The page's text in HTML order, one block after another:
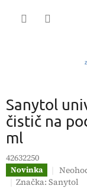
Sanytol
čistič na
ml
42632250
Novinka
Značka:Sanytol